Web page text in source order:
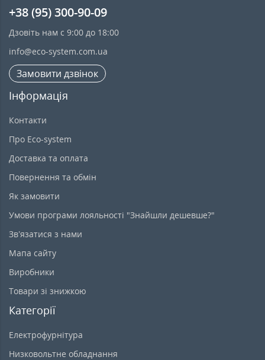
+38 (95) 300-90-09
Дзовіть нам с 9:00 до 18:00
info@eco-system.com.ua
Замовити дзвінок
Інформація
Контакти
Про Eco-system
Доставка та оплата
Повернення та обмін
Як замовити
Умови програми лояльності "Знайшли дешевше?"
Зв’язатися з нами
Мапа сайту
Виробники
Товари зі знижкою
Категорії
Електрофурнітура
Низковольтне обладнання